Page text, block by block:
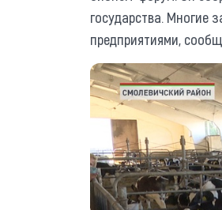
государства. Многие
предприятиями,